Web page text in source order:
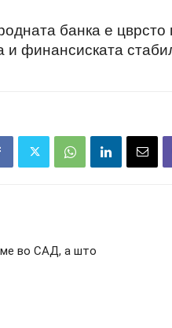
банка е
и финансиската
во САД, а што